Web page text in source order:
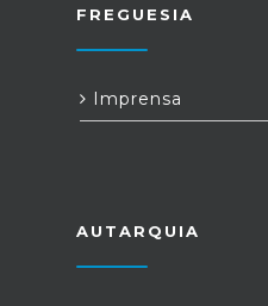
FREGUESIA
Imprensa
AUTARQUIA